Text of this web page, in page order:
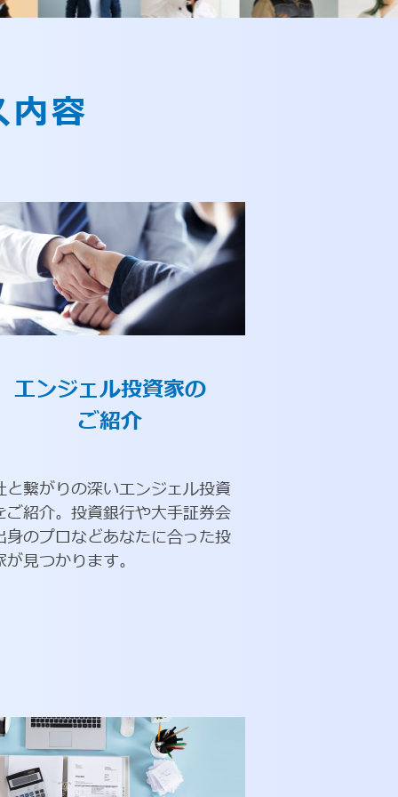
内容
エンジェル投資家の
ご紹介
と繋がりの深いエンジェル投資
ご紹介。投資銀行や大手証券会
身のプロなどあなたに合った投
が見つかります。